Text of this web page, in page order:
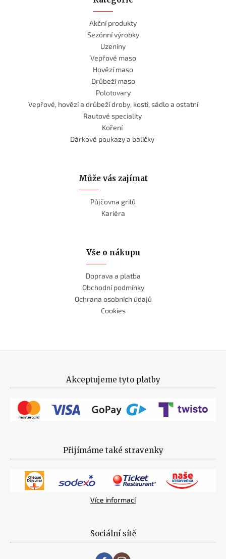
Akční produkty
Sezónní výrobky
Uzeniny
Vepřové maso
Hovězí maso
Drůbeží maso
Polotovary
Vepřové, hovězí a drůbeží droby, kosti, sádlo a ostatní
Rautové speciality
Koření
Dárkové poukazy a balíčky
Může vás zajímat
Půjčovna grilů
Kariéra
Vše o nákupu
Doprava a platba
Obchodní podmínky
Ochrana osobních údajů
Cookies
Akceptujeme tyto platby
Přijímáme také stravenky
Více informací
Sociální sítě